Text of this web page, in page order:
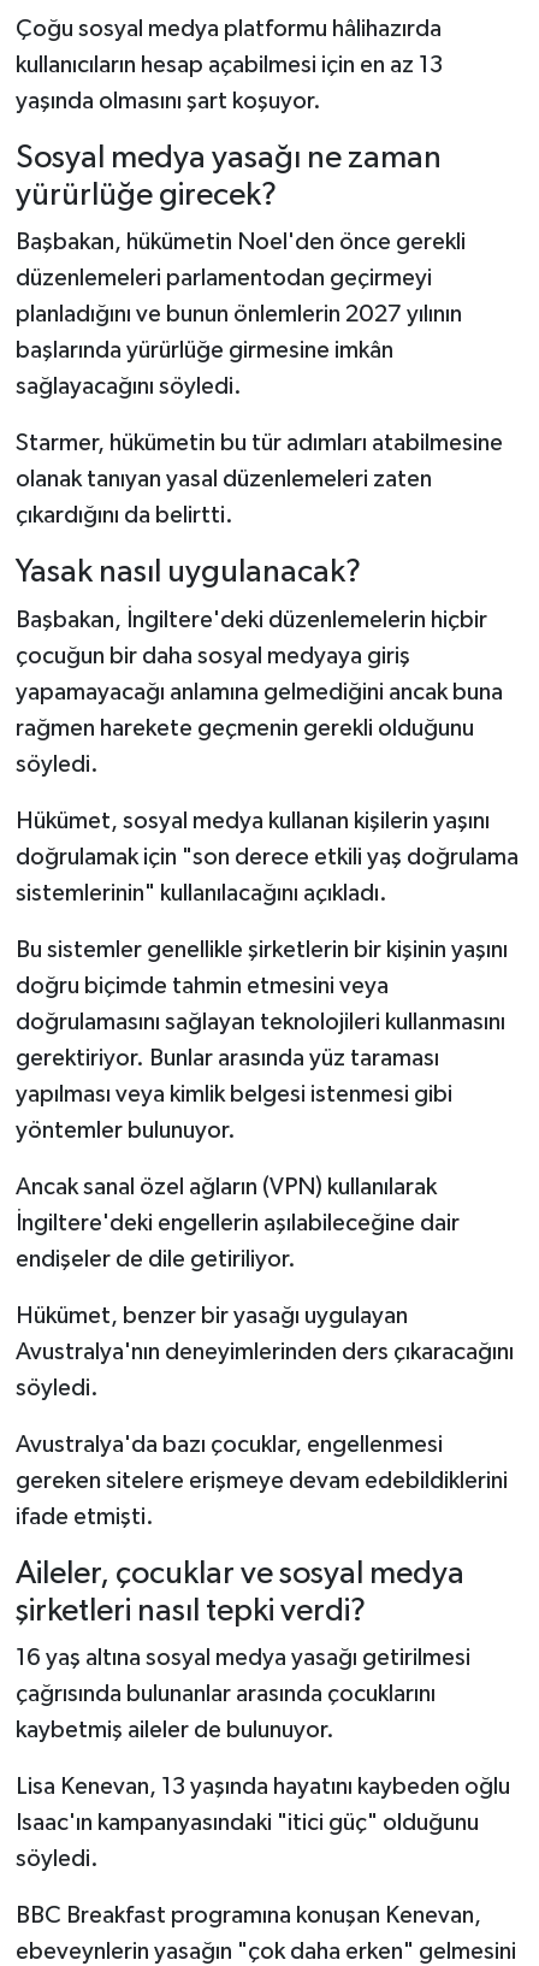
Çoğu sosyal medya platformu hâlihazırda
kullanıcıların hesap açabilmesi için en az 13
yaşında olmasını şart koşuyor.
Sosyal medya yasağı ne zaman
yürürlüğe girecek?
Başbakan, hükümetin Noel'den önce gerekli
düzenlemeleri parlamentodan geçirmeyi
planladığını ve bunun önlemlerin 2027 yılının
başlarında yürürlüğe girmesine imkân
sağlayacağını söyledi.
Starmer, hükümetin bu tür adımları atabilmesine
olanak tanıyan yasal düzenlemeleri zaten
çıkardığını da belirtti.
Yasak nasıl uygulanacak?
Başbakan, İngiltere'deki düzenlemelerin hiçbir
çocuğun bir daha sosyal medyaya giriş
yapamayacağı anlamına gelmediğini ancak buna
rağmen harekete geçmenin gerekli olduğunu
söyledi.
Hükümet, sosyal medya kullanan kişilerin yaşını
doğrulamak için "son derece etkili yaş doğrulama
sistemlerinin" kullanılacağını açıkladı.
Bu sistemler genellikle şirketlerin bir kişinin yaşını
doğru biçimde tahmin etmesini veya
doğrulamasını sağlayan teknolojileri kullanmasını
gerektiriyor. Bunlar arasında yüz taraması
yapılması veya kimlik belgesi istenmesi gibi
yöntemler bulunuyor.
Ancak sanal özel ağların (VPN) kullanılarak
İngiltere'deki engellerin aşılabileceğine dair
endişeler de dile getiriliyor.
Hükümet, benzer bir yasağı uygulayan
Avustralya'nın deneyimlerinden ders çıkaracağını
söyledi.
Avustralya'da bazı çocuklar, engellenmesi
gereken sitelere erişmeye devam edebildiklerini
ifade etmişti.
Aileler, çocuklar ve sosyal medya
şirketleri nasıl tepki verdi?
16 yaş altına sosyal medya yasağı getirilmesi
çağrısında bulunanlar arasında çocuklarını
kaybetmiş aileler de bulunuyor.
Lisa Kenevan, 13 yaşında hayatını kaybeden oğlu
Isaac'ın kampanyasındaki "itici güç" olduğunu
söyledi.
BBC Breakfast programına konuşan Kenevan,
ebeveynlerin yasağın "çok daha erken" gelmesini